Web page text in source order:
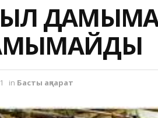
in Басты ақпарат